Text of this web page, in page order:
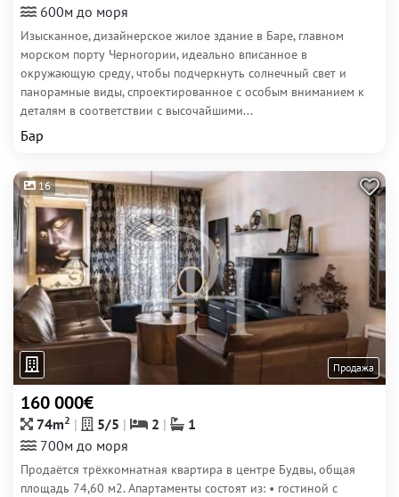
600м до моря
Изысканное, дизайнерское жилое здание в Баре, главном
морском порту Черногории, идеально вписанное в
окружающую среду, чтобы подчеркнуть солнечный свет и
панорамные виды, спроектированное с особым вниманием к
деталям в соответствии с высочайшими...
Бар
16
Продажа
160 000€
74m2 5/5 2
1
700м до моря
Продаётся трёхкомнатная квартира в центре Будвы, общая
площадь 74,60 м2. Апартаменты состоят из: • гостиной с